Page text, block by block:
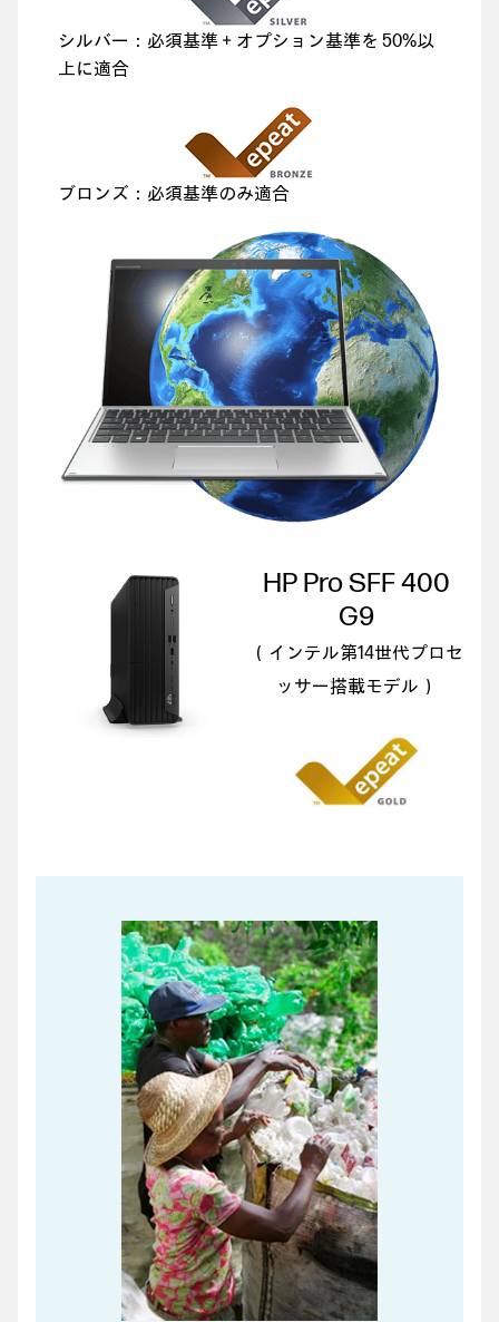
シルバー：必須基準＋オプション基準を 50%以
上に適合
ブロンズ：必須基準のみ適合
HP Pro SFF 400
G9
（インテル第14世代プロセ
ッサー搭載モデル）